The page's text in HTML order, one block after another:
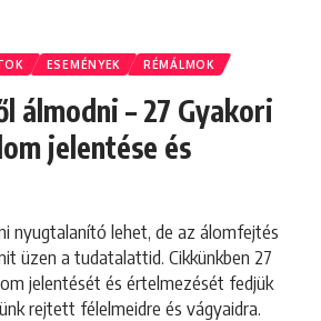
ESEMÉNYEK RÉMÁLMOK
álmodni – 27 Gyakori
jelentése és
nyugtalanító lehet, de az álomfejtés
üzen a tudatalattid. Cikkünkben 27
jelentését és értelmezését fedjük
rejtett félelmeidre és vágyaidra.